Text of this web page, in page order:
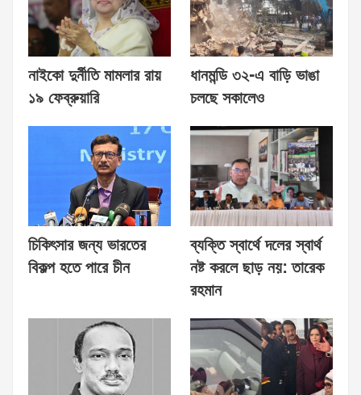
নাইকো দুর্নীতি মামলার রায়
১৯ ফেব্রুয়ারি
ধানমন্ডি ৩২-এ বাড়ি ভাঙা
চলছে সকালেও
চিকিৎসার জন্য ভারতের
বিকল্প হতে পারে চীন
ব্যক্তি স্বার্থে দলের স্বার্থ
নষ্ট করলে ছাড় নয়: তারেক
রহমান